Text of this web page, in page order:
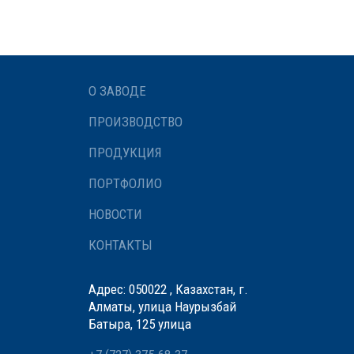
О ЗАВОДЕ
ПРОИЗВОДСТВО
ПРОДУКЦИЯ
ПОРТФОЛИО
НОВОСТИ
КОНТАКТЫ
Адрес: 050022 , Казахстан, г.
Алматы, улица Наурызбай
Батыра, 125 улица